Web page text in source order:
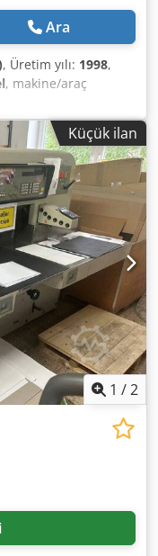
Ara
, Üretim yılı: 1998,
, makine/araç
genişlik:3.100
malzemeden levha
Oluklu
700 ila 1500 arası
Küçük ilan
1 /2